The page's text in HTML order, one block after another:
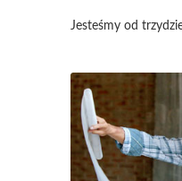
Jesteśmy od